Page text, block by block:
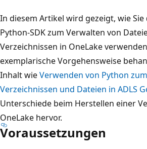
In diesem Artikel wird gezeigt, wie Sie
Python-SDK zum Verwalten von
Verzeichnissen in OneLake
exemplarische Vorgehensweise
Inhalt wieVerwenden von Python
Verzeichnissen und Dateien in ADLS
Unterschiede beim Herstellen einer
OneLake hervor.
Voraussetzungen